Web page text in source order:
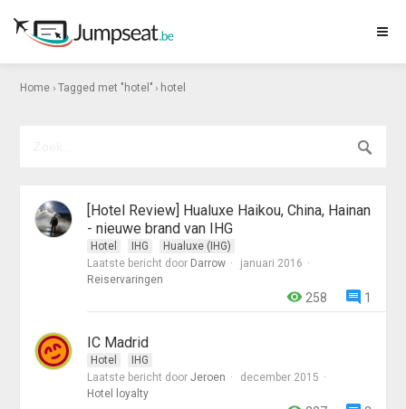
Home › Tagged met "hotel" › hotel
[Hotel Review] Hualuxe Haikou, China, Hainan
- nieuwe brand van IHG
Hotel IHG
Hualuxe (IHG)
Laatste bericht door Darrow
januari 2016
Reiservaringen
1
258
IC Madrid
Hotel
IHG
Laatste bericht doorJeroen
december 2015
Hotel loyalty